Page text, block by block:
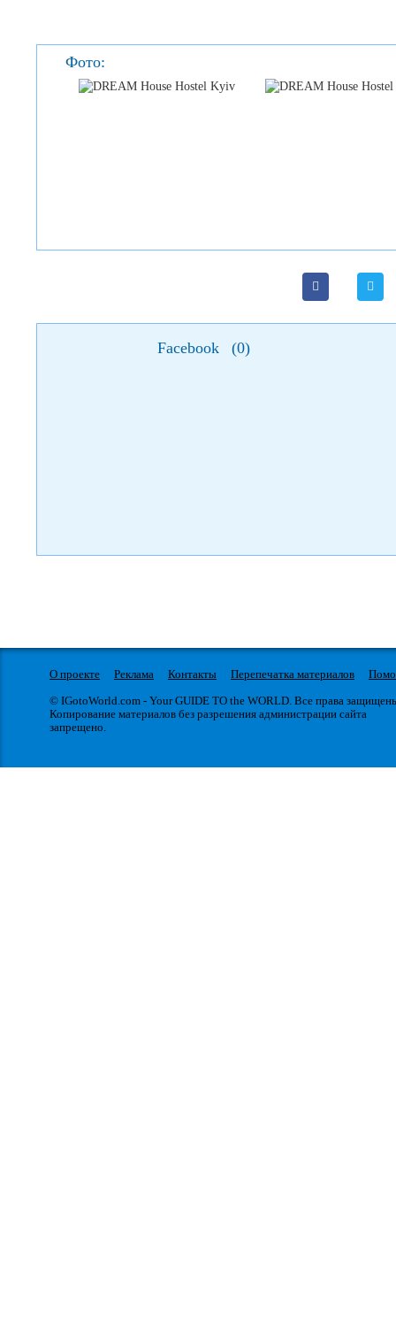
Фото:
Facebook (0)
О проекте Реклама Контакты Перепечатка материалов
© IGotoWorld.com - Your GUIDE TO the WORLD. Все права
Копирование материалов без разрешения администрации сайта
запрещено.